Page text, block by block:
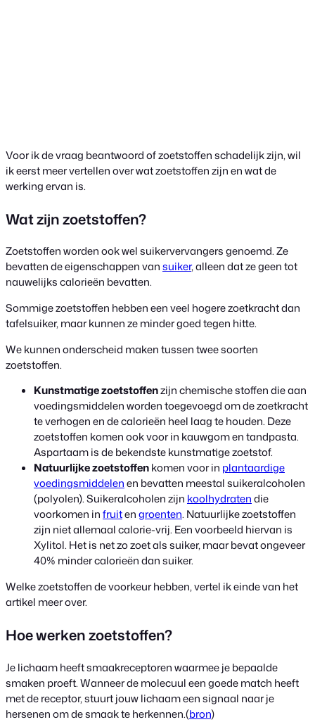
Voor ik de vraag beantwoord of zoetstoffen schadelijk zijn, wil
ik eerst meer vertellen over wat zoetstoffen zijn en wat de
werking ervan is.
Wat zijn zoetstoffen?
Zoetstoffen worden ook wel suikervervangers genoemd. Ze
bevatten de eigenschappen vansuiker, alleen dat ze geen tot
nauwelijks calorieën bevatten.
Sommige zoetstoffen hebben een veel hogere zoetkracht dan
tafelsuiker, maar kunnen ze minder goed tegen hitte.
We kunnen onderscheid maken tussen twee soorten
zoetstoffen.
Kunstmatige zoetstoffenzijn chemische stoffen die aan
voedingsmiddelen worden toegevoegd om de zoetkracht
te verhogen en de calorieën heel laag te houden. Deze
zoetstoffen komen ook voor in kauwgom en tandpasta.
Aspartaam is de bekendste kunstmatige zoetstof.
Natuurlijke zoetstoffenkomen voor in plantaardige
voedingsmiddelenen bevatten meestal suikeralcoholen
(polyolen). Suikeralcoholen zijn koolhydratendie
voorkomen infruitengroenten. Natuurlijke zoetstoffen
zijn niet allemaal calorie-vrij. Een voorbeeld hiervan is
Xylitol. Het is net zo zoet als suiker, maar bevat ongeveer
40% minder calorieën dan suiker.
Welke zoetstoffen de voorkeur hebben, vertel ik einde van het
artikel meer over.
Hoe werken zoetstoffen?
Je lichaam heeft smaakreceptoren waarmee je bepaalde
smaken proeft. Wanneer de molecuul een goede match heeft
met de receptor, stuurt jouw lichaam een signaal naar je
hersenen om de smaak te herkennen.(bron)